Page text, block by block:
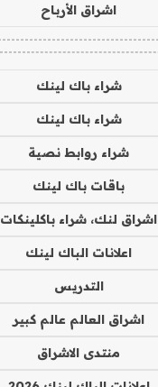
اشراق الأرباح
شراء باك لينك
شراء باك لينك
شراء روابط نصية
باقات باك لينك
اشراق لنك، شراء باكلينكات
اعلانات الباك لينك
التدريس
اشراق العالم عالم كبير
منتدى الاشراق